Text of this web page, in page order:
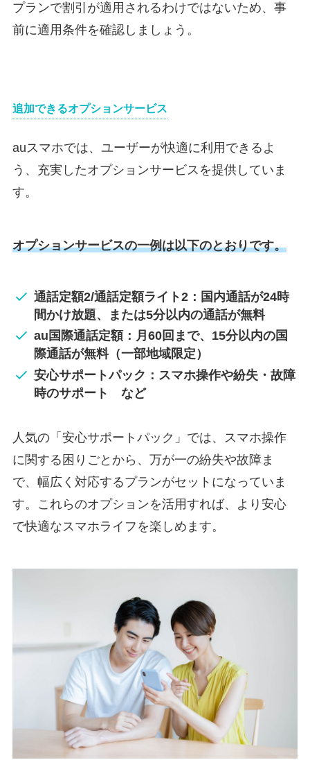
プランで割引が適用されるわけではないため、事
前に適用条件を確認しましょう。
追加できるオプションサービス
auスマホでは、ユーザーが快適に利用できるよ
う、充実したオプションサービスを提供していま
す。
オプションサービスの一例は以下のとおりです。
通話定額2/通話定額ライト2：国内通話が24時
間かけ放題、または5分以内の通話が無料
au国際通話定額：月60回まで、15分以内の国
際通話が無料（一部地域限定）
安心サポートパック：スマホ操作や紛失・故障
時のサポート など
人気の「安心サポートパック」では、スマホ操作
に関する困りごとから、万が一の紛失や故障ま
で、幅広く対応するプランがセットになっていま
す。これらのオプションを活用すれば、より安心
で快適なスマホライフを楽しめます。